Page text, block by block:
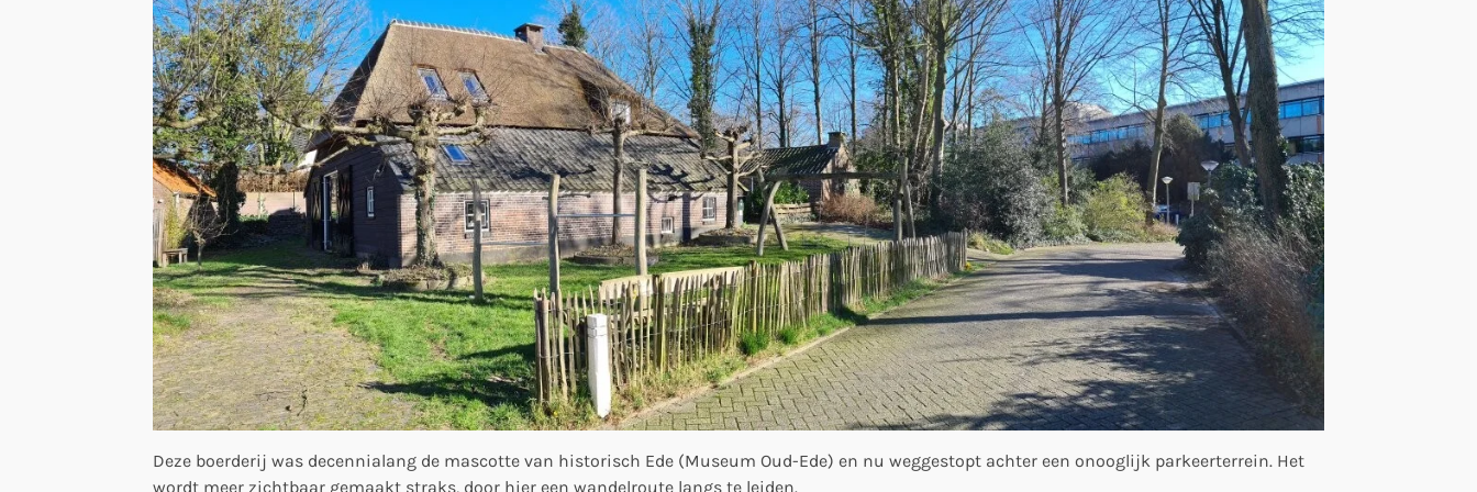
Deze boerderij was decennialang de mascotte van historisch Ede (Museum Oud-Ede) en nu weggestopt achter een onooglijk parkeerterrein. Het
wordt meer zichtbaar gemaakt straks, door hier een wandelroute langs te leiden.